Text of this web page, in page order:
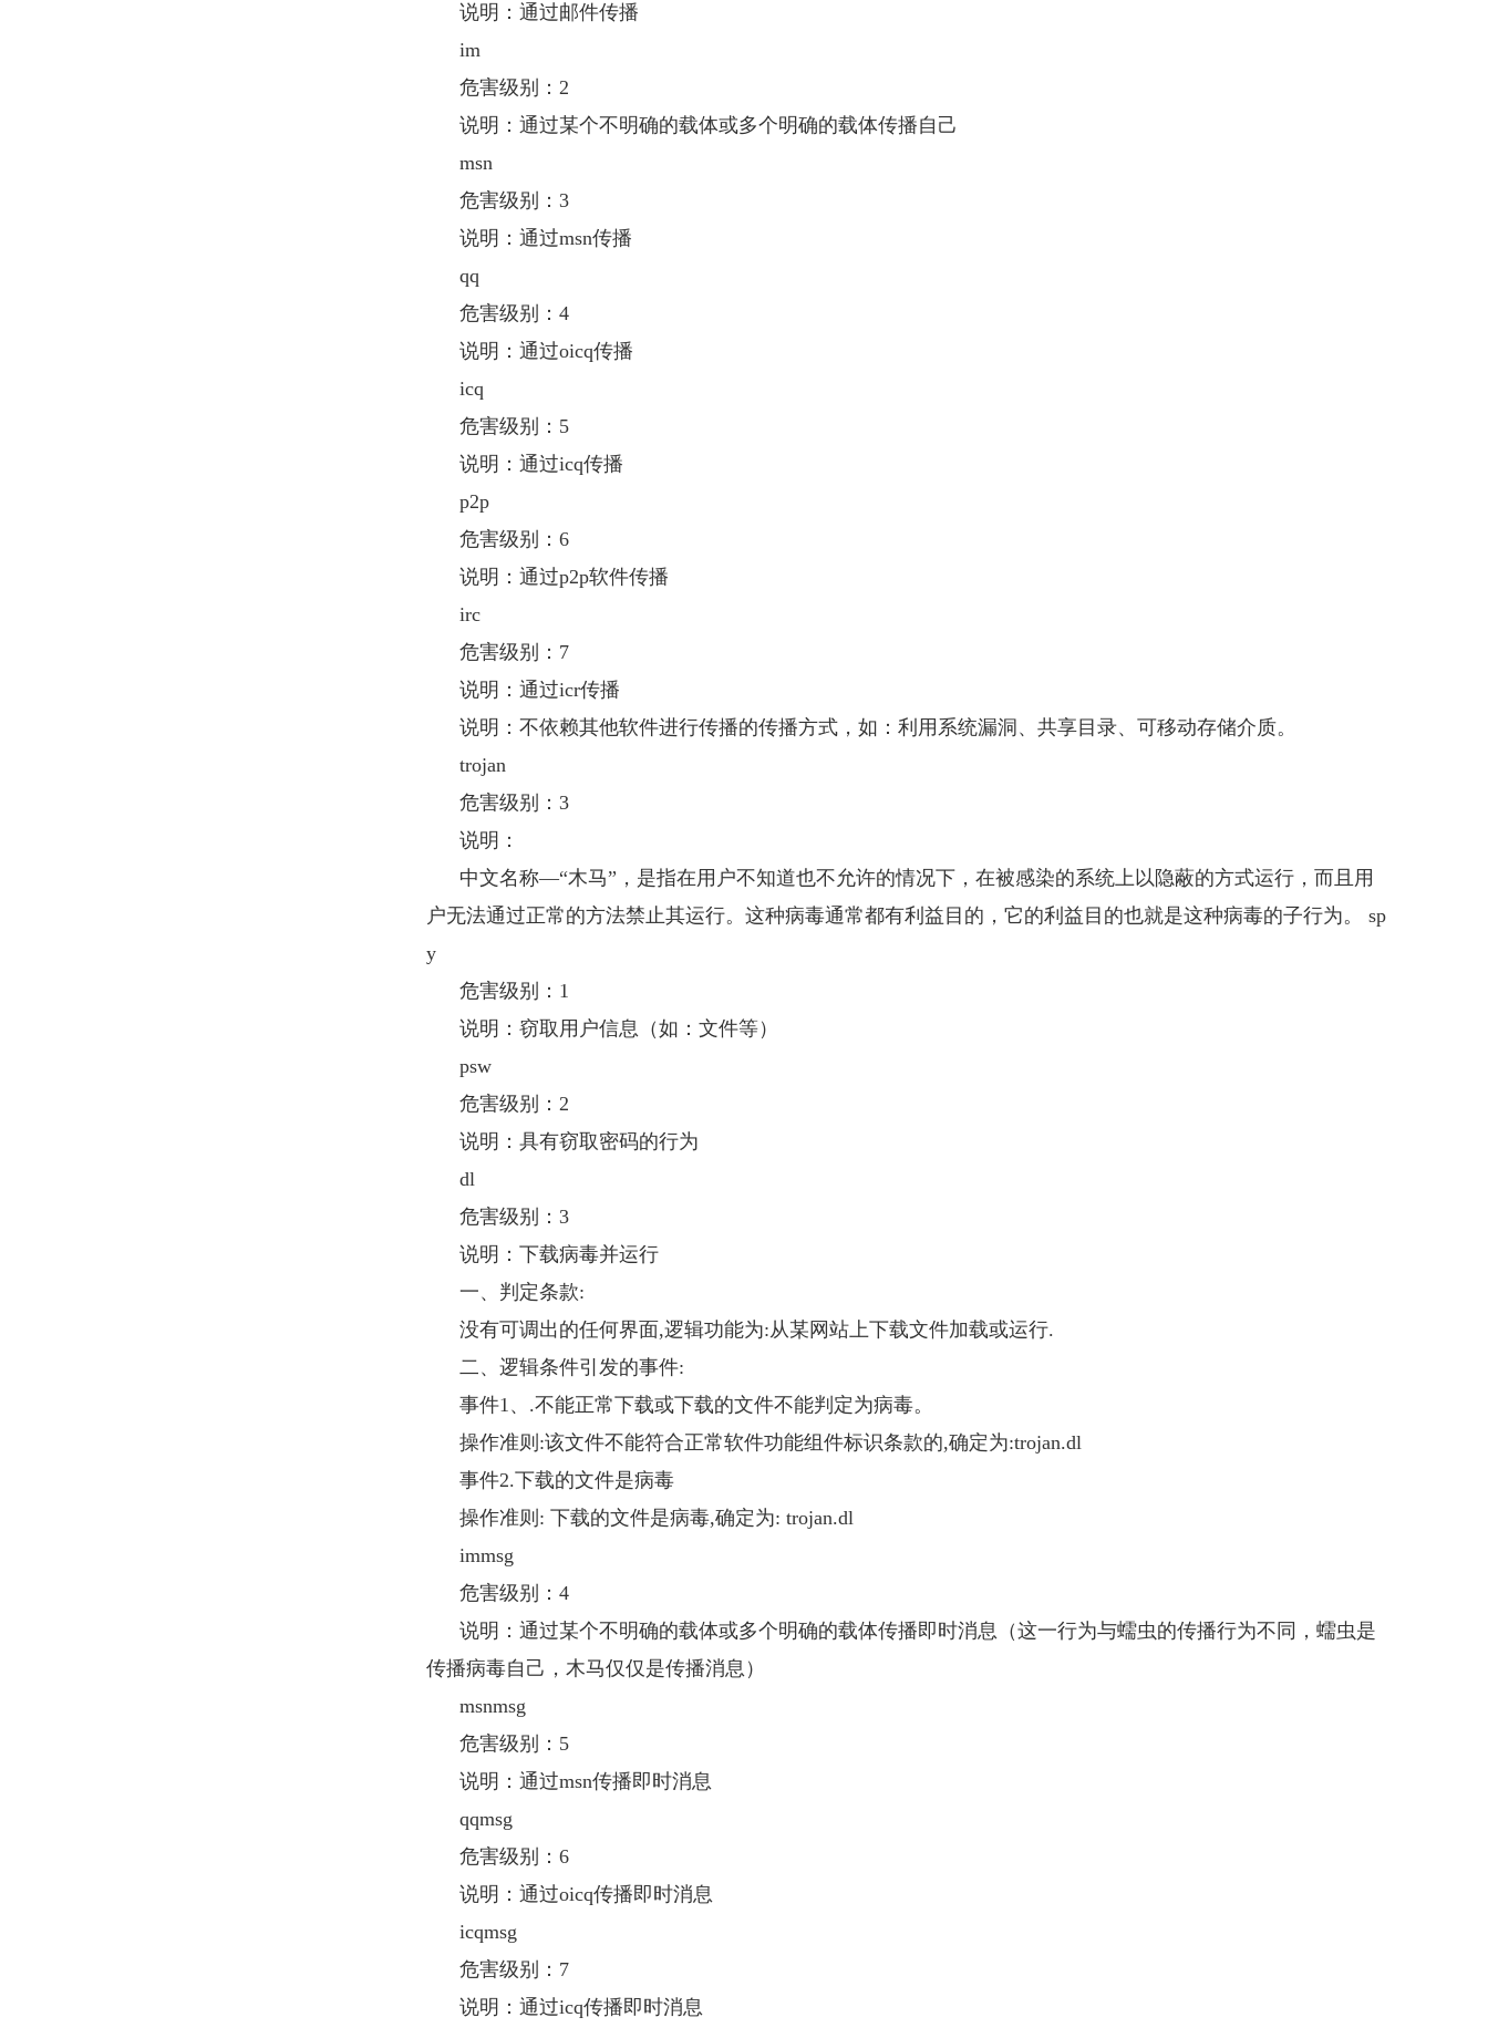
说明：通过邮件传播
im
危害级别：2
说明：通过某个不明确的载体或多个明确的载体传播自己
msn
危害级别：3
说明：通过msn传播
qq
危害级别：4
说明：通过oicq传播
icq
危害级别：5
说明：通过icq传播
p2p
危害级别：6
说明：通过p2p软件传播
irc
危害级别：7
说明：通过icr传播
说明：不依赖其他软件进行传播的传播方式，如：利用系统漏洞、共享目录、可移动存储介质。
trojan
危害级别：3
说明：
中文名称―“木马”，是指在用户不知道也不允许的情况下，在被感染的系统上以隐蔽的方式运行，而且用
户无法通过正常的方法禁止其运行。这种病毒通常都有利益目的，它的利益目的也就是这种病毒的子行为。 sp
y
危害级别：1
说明：窃取用户信息（如：文件等）
psw
危害级别：2
说明：具有窃取密码的行为
dl
危害级别：3
说明：下载病毒并运行
一、判定条款:
没有可调出的任何界面,逻辑功能为:从某网站上下载文件加载或运行.
二、逻辑条件引发的事件:
事件1、.不能正常下载或下载的文件不能判定为病毒。
操作准则:该文件不能符合正常软件功能组件标识条款的,确定为:trojan.dl
事件2.下载的文件是病毒
操作准则: 下载的文件是病毒,确定为: trojan.dl
immsg
危害级别：4
说明：通过某个不明确的载体或多个明确的载体传播即时消息（这一行为与蠕虫的传播行为不同，蠕虫是
传播病毒自己，木马仅仅是传播消息）
msnmsg
危害级别：5
说明：通过msn传播即时消息
qqmsg
危害级别：6
说明：通过oicq传播即时消息
icqmsg
危害级别：7
说明：通过icq传播即时消息